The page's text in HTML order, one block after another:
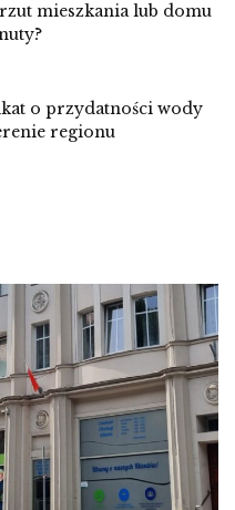
mieszkania lub domu
o przydatności wody
regionu